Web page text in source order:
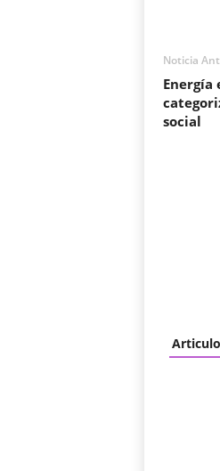
Noticia
Energía
social